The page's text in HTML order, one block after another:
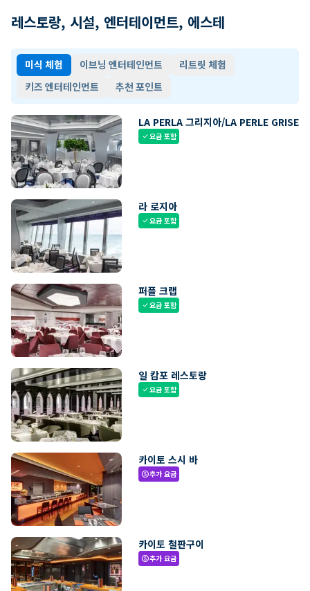
레스토랑, 시설, 엔터테이먼트, 에스테
미식 체험 이브닝 엔터테인먼트
리트릿 체험
키즈 엔터테인먼트
추천 포인트
LA PERLA 그리지아/LA PERLE GRISE
check요금 포함
라 로지아
check요금 포함
퍼플 크랩
check요금 포함
일 캄포 레스토랑
check요금 포함
카이토 스시 바
paid추가 요금
카이토 철판구이
paid추가 요금